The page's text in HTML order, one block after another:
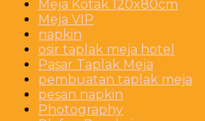
Meja Kotak 120x80cm
Meja VIP
napkin
osir taplak meja hotel
Pasar Taplak Meja
pembuatan taplak meja
pesan napkin
Photography